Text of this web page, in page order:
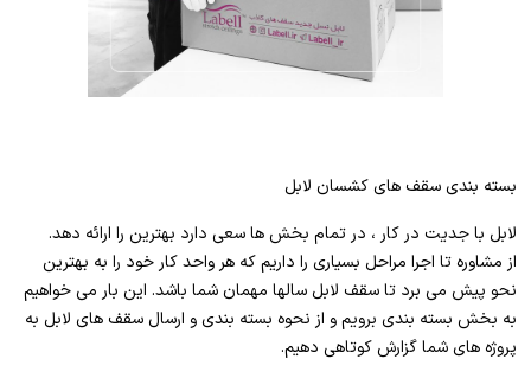
بسته بندی سقف های کشسان لابل
لابل با جدیت در کار ، در تمام بخش ها سعی دارد بهترین را ارائه دهد.
از مشاوره تا اجرا مراحل بسیاری را داریم که هر واحد کار خود را به بهترین
نحو پیش می برد تا سقف لابل سالها مهمان شما باشد. این بار می خواهیم
به بخش بسته بندی برویم و از نحوه بسته بندی و ارسال سقف های لابل به
پروژه های شما گزارش کوتاهی دهیم.